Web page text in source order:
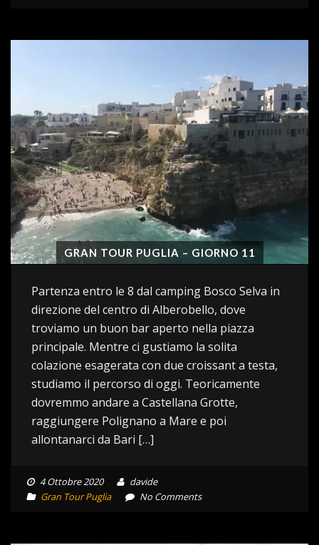
GRAN TOUR PUGLIA – GIORNO 11
Partenza entro le 8 dal camping Bosco Selva in
direzione del centro di Alberobello, dove
troviamo un buon bar aperto nella piazza
principale. Mentre ci gustiamo la solita
colazione esagerata con due croissant a testa,
studiamo il percorso di oggi. Teoricamente
dovremmo andare a Castellana Grotte,
raggiungere Polignano a Mare e poi
allontanarci da Bari […]
4 Ottobre 2020
davide
Gran Tour Puglia
No Comments